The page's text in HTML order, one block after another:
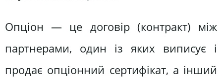
Опціон — це договір (контракт) між
партнерами, один із яких виписує і
продає опціонний сертифікат, а інший